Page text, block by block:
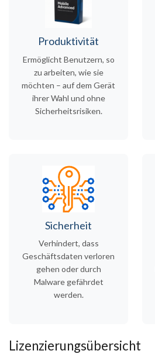
Produktivität
Ermöglicht Benutzern, so
zu arbeiten, wie sie
möchten – auf dem Gerät
ihrer Wahl und ohne
Sicherheitsrisiken.
Sicherheit
Verhindert, dass
Geschäftsdaten verloren
gehen oder durch
Malware gefährdet
werden.
Lizenzierungsübersicht